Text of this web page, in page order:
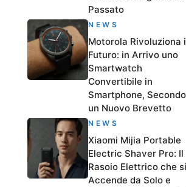
Passato
NEWS
Motorola Rivoluziona
Futuro: in Arrivo uno
Smartwatch
Convertibile in
Smartphone, Secondo
un Nuovo Brevetto
NEWS
Xiaomi Mijia Portable
Electric Shaver Pro: Il
Rasoio Elettrico che si
Accende da Solo e